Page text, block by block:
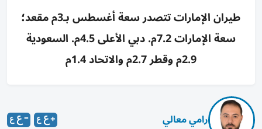
طيران الإمارات تتصدر سعة أغسطس بـ3م مقعد؛
سعة الإمارات 7.2م. دبي الأعلى 4.5م. السعودية
2.9م وقطر 2.7م والاتحاد 1.4م
رامي معالي